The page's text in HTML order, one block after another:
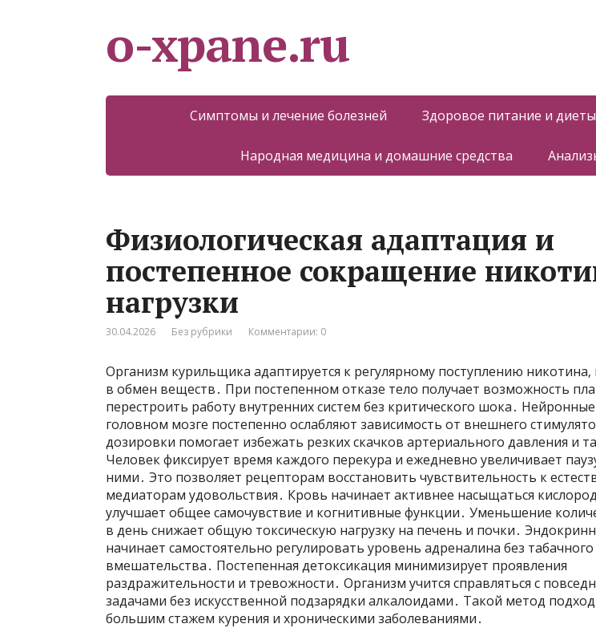
o-xpane.ru
Симптомы и лечение болезней Здоровое питание и диеты
Народная медицина и домашние средства
Физиологическая адаптация и
постепенное сокращение
нагрузки
30.04.2026 Без рубрики Комментарии: 0
Организм курильщика адаптируется к регулярному поступлению никотина,
в обмен веществ․ При постепенном отказе тело получает возможность
перестроить работу внутренних систем без критического шока․ Нейронные
головном мозге постепенно ослабляют зависимость от внешнего
дозировки помогает избежать резких скачков артериального давления и
Человек фиксирует время каждого перекура и ежедневно увеличивает
ними․ Это позволяет рецепторам восстановить чувствительность к
медиаторам удовольствия․ Кровь начинает активнее насыщаться
улучшает общее самочувствие и когнитивные функции․ Уменьшение
в день снижает общую токсическую нагрузку на печень и почки․
начинает самостоятельно регулировать уровень адреналина без табачного
вмешательства․ Постепенная детоксикация минимизирует проявления
раздражительности и тревожности․ Организм учится справляться с
задачами без искусственной подзарядки алкалоидами․ Такой метод
большим стажем курения и хроническими заболеваниями․